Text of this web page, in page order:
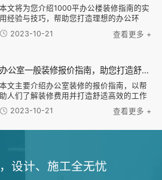
本文将为您介绍1000平办公楼装修指南的实
用经验与技巧，帮助您打造理想的办公环
境。主要从以下四个方面进行阐述：1、规划
办公空间；2、选择合适的装修材料；3、设
2023-10-21 查看更多 +
办公室一般装修报价指南，助您打造舒适高效的工作环境！
本文主要介绍办公室装修的报价指南，以帮
助人们了解装修费用并打造舒适高效的工作
环境。文章分为四个部分：首先是装修的基
本费用，包括设计费、施工费和材料费等；
2023-10-21 查看更多 +
设计、施工全无忧